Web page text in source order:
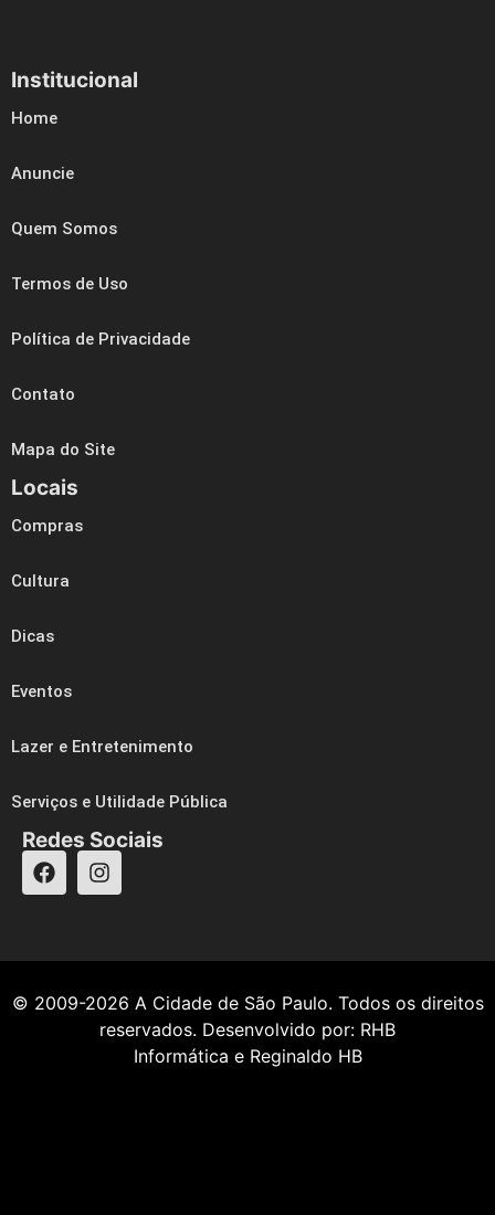
Institucional
Home
Anuncie
Quem Somos
Termos de Uso
Política de Privacidade
Contato
Mapa do Site
Locais
Compras
Cultura
Dicas
Eventos
Lazer e Entretenimento
Serviços e Utilidade Pública
Redes Sociais
© 2009-2026 A Cidade de São Paulo. Todos os direitos
reservados. Desenvolvido por: RHB
Informática e Reginaldo HB